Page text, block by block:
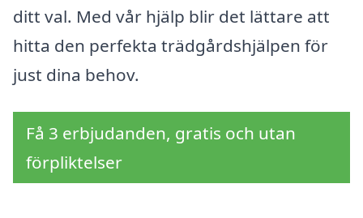
ditt val. Med vår hjälp blir det lättare att
hitta den perfekta trädgårdshjälpen för
just dina behov.
Få 3 erbjudanden, gratis och utan
förpliktelser